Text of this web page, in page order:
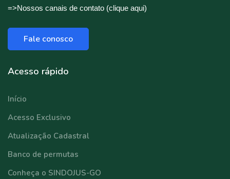
=>Nossos canais de contato (clique aqui)
Fale conosco
Acesso rápido
Início
Acesso Exclusivo
Atualização Cadastral
Banco de permutas
Conheça o SINDOJUS-GO